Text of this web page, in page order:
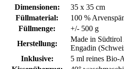
Dimensionen:
35 x 35 cm
Füllmaterial:
100 %
Füllmenge:
+/- 500 g
Herstellung:
Made in Südtirol
Engadin
Inklusive:
5 ml reines Bio-